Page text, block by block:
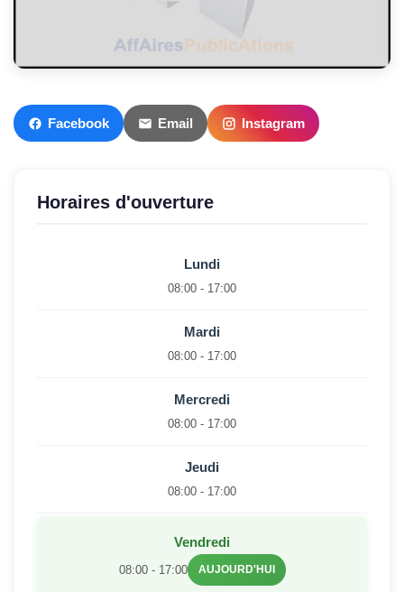
Facebook Email Instagram
Horaires d'ouverture
Lundi
08:00 - 17:00
Mardi
08:00 - 17:00
Mercredi
08:00 - 17:00
Jeudi
08:00 - 17:00
Vendredi
08:00 - 17:00 AUJOURD'HUI